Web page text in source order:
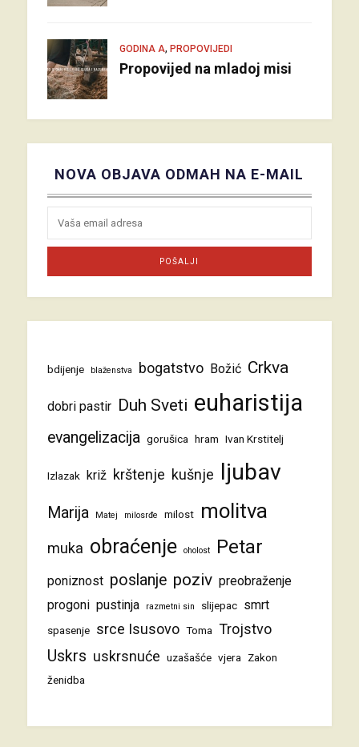
GODINA A, PROPOVIJEDI
Propovijed na mladoj misi
NOVA OBJAVA ODMAH NA E-MAIL
bdijenje blaženstva bogatstvo Božić Crkva
dobri pastir Duh Sveti euharistija
evangelizacija gorušica hram Ivan Krstitelj
Izlazak križ krštenje kušnje ljubav
Marija Matej milosrđe milost molitva
muka obraćenje oholost Petar
poniznost poslanje poziv preobraženje
progoni pustinja razmetni sin slijepac smrt
spasenje srce Isusovo Toma Trojstvo
Uskrs uskrsnuće uzašašće vjera
Zakon
ženidba